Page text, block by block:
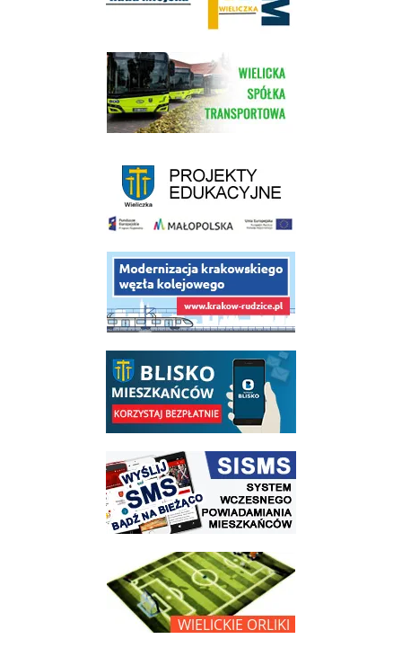
link do strony Wielickiej Spółki Transportowej
link do opisu projektu budowy linii kolejowej Krakow Rudzice
link do opisu aplikacji - BLISKO, Gmina Wieliczka w aplikacji Blisko
link do strony systemu wczesnego ostrzegania mieszkańców SISMS
link do opisu projektu Wielickie Orliki